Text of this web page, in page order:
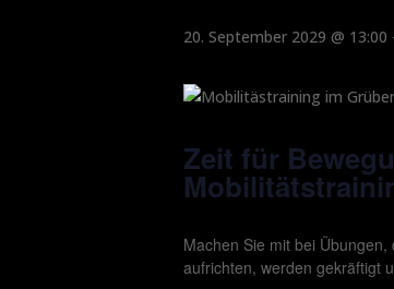
20. September 2029 @ 13:00
Zeit für
Machen Sie mit bei
aufrichten, werden gekräftigt